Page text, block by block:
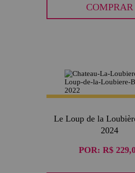
COMPRAR
Le Loup de la
2024
POR: R$